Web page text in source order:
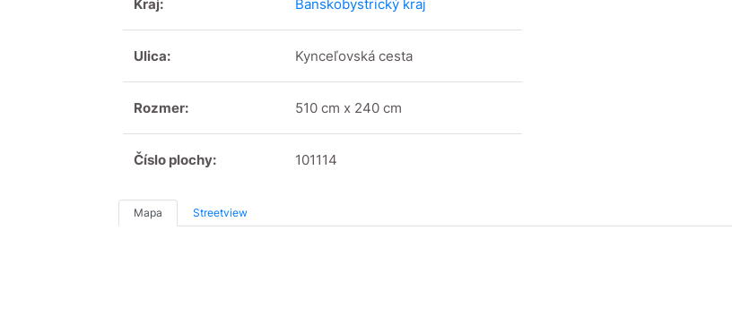
Kraj: Banskobystrický kraj
Ulica: Kynceľovská cesta
Rozmer: 510 cm x 240 cm
Číslo plochy: 101114
Mapa Streetview